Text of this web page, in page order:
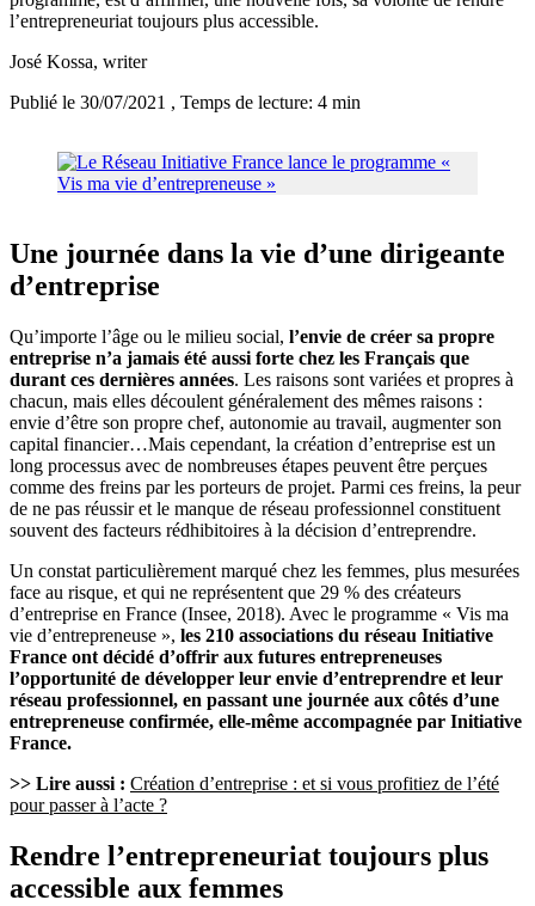
l’entrepreneuriat toujours plus accessible.
José Kossa, writer
Publié le 30/07/2021 , Temps de lecture: 4 min
Une journée dans la vie d’une dirigeante
d’entreprise
Qu’importe l’âge ou le milieu social, l’envie de créer sa propre
entreprise n’a jamais été aussi forte chez les Français que
durant ces dernières années. Les raisons sont variées et propres à
chacun, mais elles découlent généralement des mêmes raisons :
envie d’être son propre chef, autonomie au travail, augmenter son
capital financier…Mais cependant, la création d’entreprise est un
long processus avec de nombreuses étapes peuvent être perçues
comme des freins par les porteurs de projet. Parmi ces freins, la peur
de ne pas réussir et le manque de réseau professionnel constituent
souvent des facteurs rédhibitoires à la décision d’entreprendre.
Un constat particulièrement marqué chez les femmes, plus mesurées
face au risque, et qui ne représentent que 29 % des créateurs
d’entreprise en France (Insee, 2018). Avec le programme « Vis ma
vie d’entrepreneuse », les 210 associations du réseau Initiative
France ont décidé d’offrir aux futures entrepreneuses
l’opportunité de développer leur envie d’entreprendre et leur
réseau professionnel, en passant une journée aux côtés d’une
entrepreneuse confirmée, elle-même accompagnée par Initiative
France.
>> Lire aussi : Création d’entreprise : et si vous profitiez de l’été
pour passer à l’acte ?
Rendre l’entrepreneuriat toujours plus
accessible aux femmes